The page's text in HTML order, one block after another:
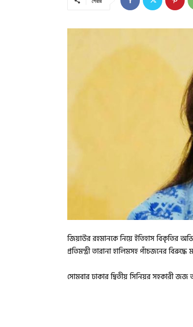
জিয়াউর রহমানকে নিয়ে ইতিহাস বিকৃতির
প্রতিমন্ত্রী তারানা হালিমসহ পাঁচজনের বিরুদ্ধে
সোমবার ঢাকার দ্বিতীয় সিনিয়র সহকারী